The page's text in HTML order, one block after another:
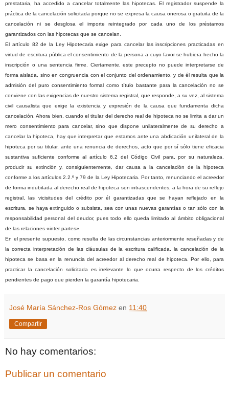
prestataria, ha accedido a cancelar totalmente las hipotecas. El registrador suspende la
práctica de la cancelación solicitada porque no se expresa la causa onerosa o gratuita de la
cancelación ni se desglosa el importe reintegrado por cada uno de los préstamos
garantizados con las hipotecas que se cancelan.
El artículo 82 de la Ley Hipotecaria exige para cancelar las inscripciones practicadas en
virtud de escritura pública el consentimiento de la persona a cuyo favor se hubiera hecho la
inscripción o una sentencia firme. Ciertamente, este precepto no puede interpretarse de
forma aislada, sino en congruencia con el conjunto del ordenamiento, y de él resulta que la
admisión del puro consentimiento formal como título bastante para la cancelación no se
conviene con las exigencias de nuestro sistema registral, que responde, a su vez, al sistema
civil causalista que exige la existencia y expresión de la causa que fundamenta dicha
cancelación. Ahora bien, cuando el titular del derecho real de hipoteca no se limita a dar un
mero consentimiento para cancelar, sino que dispone unilateralmente de su derecho a
cancelar la hipoteca, hay que interpretar que estamos ante una abdicación unilateral de la
hipoteca por su titular, ante una renuncia de derechos, acto que por sí sólo tiene eficacia
sustantiva suficiente conforme al artículo 6.2 del Código Civil para, por su naturaleza,
producir su extinción y, consiguientemente, dar causa a la cancelación de la hipoteca
conforme a los artículos 2.2.º y 79 de la Ley Hipotecaria. Por tanto, renunciando el acreedor
de forma indubitada al derecho real de hipoteca son intrascendentes, a la hora de su reflejo
registral, las vicisitudes del crédito por él garantizadas que se hayan reflejado en la
escritura, se haya extinguido o subsista, sea con unas nuevas garantías o tan sólo con la
responsabilidad personal del deudor, pues todo ello queda limitado al ámbito obligacional
de las relaciones «inter partes».
En el presente supuesto, como resulta de las circunstancias anteriormente reseñadas y de
la correcta interpretación de las cláusulas de la escritura calificada, la cancelación de la
hipoteca se basa en la renuncia del acreedor al derecho real de hipoteca. Por ello, para
practicar la cancelación solicitada es irrelevante lo que ocurra respecto de los créditos
pendientes de pago que pierden la garantía hipotecaria.
José María Sánchez-Ros Gómez en 11:40
Compartir
No hay comentarios:
Publicar un comentario